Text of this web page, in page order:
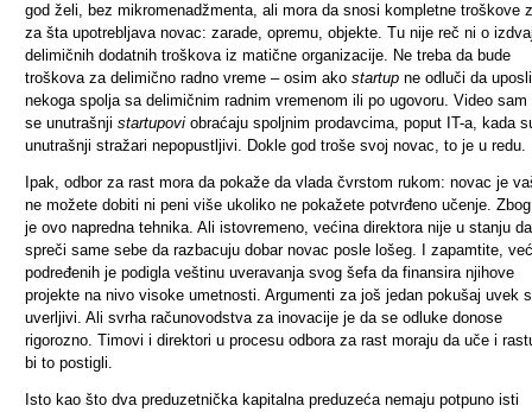
god želi, bez mikromenadžmenta, ali mora da snosi kompletne troškove
za šta upotrebljava novac: zarade, opremu, objekte. Tu nije reč ni o
delimičnih dodatnih troškova iz matične organizacije. Ne treba da bude
troškova za delimično radno vreme – osim ako startup ne odluči da uposli
nekoga spolja sa delimičnim radnim vremenom ili po ugovoru. Video sam
se unutrašnji startupovi obraćaju spoljnim prodavcima, poput IT-a, kada
unutrašnji stražari nepopustljivi. Dokle god troše svoj novac, to je u redu.
Ipak, odbor za rast mora da pokaže da vlada čvrstom rukom: novac je
ne možete dobiti ni peni više ukoliko ne pokažete potvrđeno učenje.
je ovo napredna tehnika. Ali istovremeno, većina direktora nije u stanju da
spreči same sebe da razbacuju dobar novac posle lošeg. I zapamtite,
podređenih je podigla veštinu uveravanja svog šefa da finansira njihove
projekte na nivo visoke umetnosti. Argumenti za još jedan pokušaj uvek
uverljivi. Ali svrha računovodstva za inovacije je da se odluke donose
rigorozno. Timovi i direktori u procesu odbora za rast moraju da uče i
bi to postigli.
Isto kao što dva preduzetnička kapitalna preduzeća nemaju potpuno isti